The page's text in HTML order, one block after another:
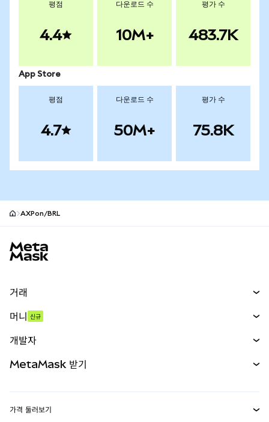
평점
4.4
다운로드 수
10M+
평가 수
483.7K
App Store
평점
4.7
다운로드 수
50M+
평가 수
75.8K
AXPon/BRL
거래
무기한 선물
실물자산
머니 신규
개발자
MetaMask 받기
가격 둘러보기